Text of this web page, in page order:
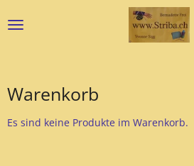
Hauptinhalt
Warenkorb
Es sind keine Produkte im Warenkorb.